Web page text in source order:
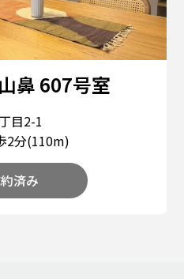
鼻 607号室
目2-1
2分(110m)
済み